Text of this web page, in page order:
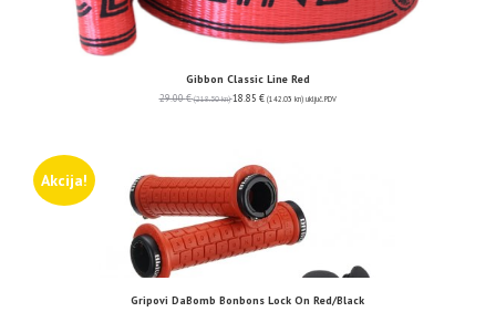
Gibbon Classic Line Red
29.00€ (218.50 kn) 18.85 € (142.03 kn) uključ. PDV
Akcija!
Gripovi DaBomb Bonbons Lock On Red/Black